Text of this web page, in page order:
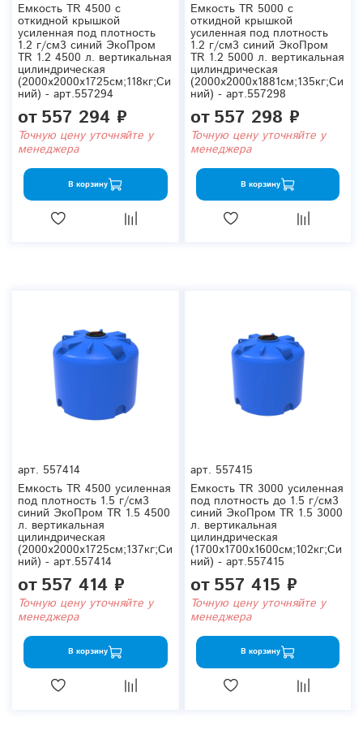
Емкость TR 4500 с
откидной крышкой
усиленная под плотность
1.2 г/см3 синий ЭкоПром
TR 1.2 4500 л. вертикальная
цилиндрическая
(2000x2000x1725см;118кг;Си
ний) - арт.557294
от557 294 ₽
Точную цену уточняйте у
менеджера
В корзину
Емкость TR 5000 с
откидной крышкой
усиленная под плотность
1.2 г/см3 синий ЭкоПром
TR 1.2 5000 л. вертикальная
цилиндрическая
(2000x2000x1881см;135кг;Си
ний) - арт.557298
от557 298 ₽
Точную цену уточняйте у
менеджера
В корзину
арт. 557414
Емкость TR 4500 усиленная
под плотность 1.5 г/см3
синий ЭкоПром TR 1.5 4500
л. вертикальная
цилиндрическая
(2000x2000x1725см;137кг;Си
ний) - арт.557414
от557 414 ₽
Точную цену уточняйте у
менеджера
В корзину
арт. 557415
Емкость TR 3000 усиленная
под плотность до 1.5 г/см3
синий ЭкоПром TR 1.5 3000
л. вертикальная
цилиндрическая
(1700x1700x1600см;102кг;Си
ний) - арт.557415
от557 415 ₽
Точную цену уточняйте у
менеджера
В корзину